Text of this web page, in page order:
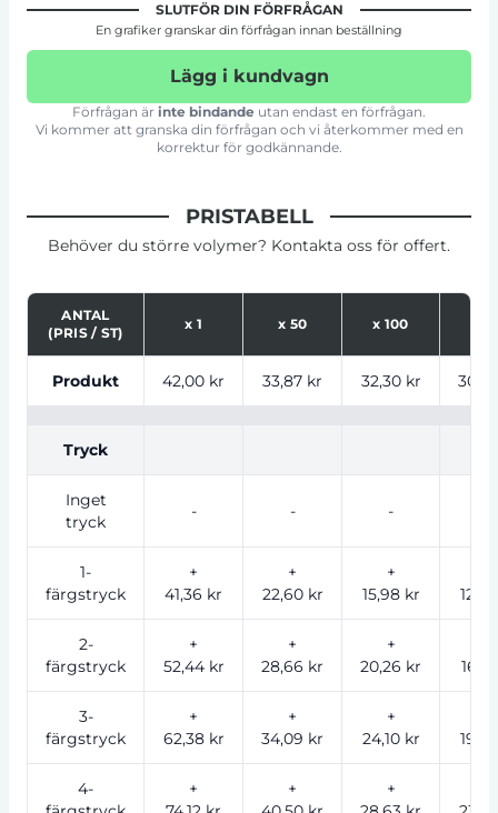
SLUTFÖR DIN FÖRFRÅGAN
En grafiker granskar din förfrågan innan beställning
Lägg i kundvagn
Förfrågan är inte bindande utan endast en förfrågan.
Vi kommer att granska din förfrågan och vi återkommer med en
korrektur för godkännande.
PRISTABELL
Behöver du större volymer? Kontakta oss för offert.
ANTAL
(PRIS / ST)
x 1 x 50 x 100
Produkt 42,00 kr 33,87 kr 32,30 kr
Tryck
Inget
tryck
- - -
1-
färgstryck
+
41,36 kr
+
22,60 kr
+
15,98 kr
2-
färgstryck
+
52,44 kr
+
28,66 kr
+
20,26 kr
3-
färgstryck
+
62,38 kr
+
34,09 kr
+
24,10 kr
4-
+
+
+